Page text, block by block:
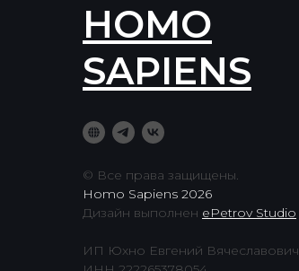
HOMO
SAPIENS
© Все права защищены.
Homo Sapiens 2026
Дизайн выполнен ePetrov Studio
ИП Юхно Евгений Вячеславович